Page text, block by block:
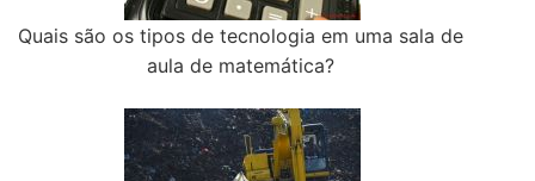
Quais são os tipos de tecnologia em uma sala de
aula de matemática?